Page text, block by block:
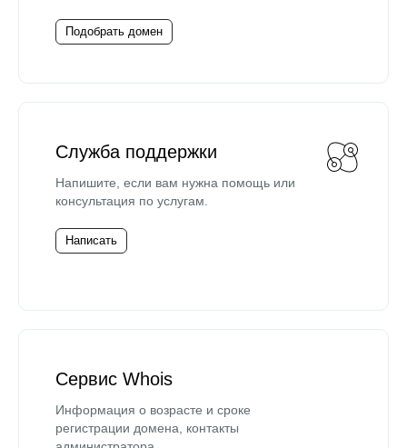
Подобрать домен
Служба поддержки
Напишите, если вам нужна помощь или
консультация по услугам.
Написать
Сервис Whois
Информация о возрасте и сроке
регистрации домена, контакты